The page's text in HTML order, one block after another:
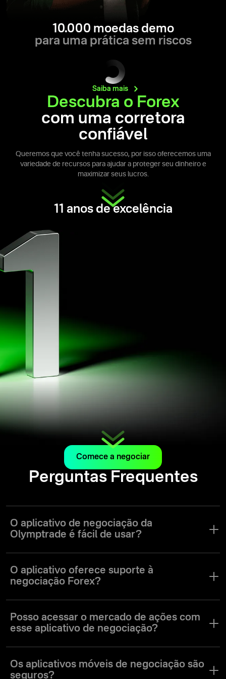
10.000 moedas demo
para uma prática sem riscos
Saiba mais
Descubra o Forex
com uma corretora
confiável
Queremos que você tenha sucesso, por isso oferecemos uma
variedade de recursos para ajudar a proteger seu dinheiro e
maximizar seus lucros.
11 anos de excelência
Comece a negociar
Perguntas Frequentes
O aplicativo de negociação da
Olymptrade é fácil de usar?
navegação na interface e uso das várias ferramentas de
negociação a favor de traders de todos os níveis de experiência.
O aplicativo oferece suporte à
negociação Forex?
Forex, assim como outros modos de negociação que atendem às
necessidades de usuários com vários estilos e preferências de
negociação.
Posso acessar o mercado de ações com
esse aplicativo de negociação?
variedade de ações, moedas, índices e outros tipos de ativos em
vários mercados do mundo.
Os aplicativos móveis de negociação são
seguros?